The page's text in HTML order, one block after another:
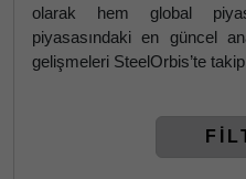
olarak hem global
piyasasındaki en güncel
gelişmeleri SteelOrbis’te